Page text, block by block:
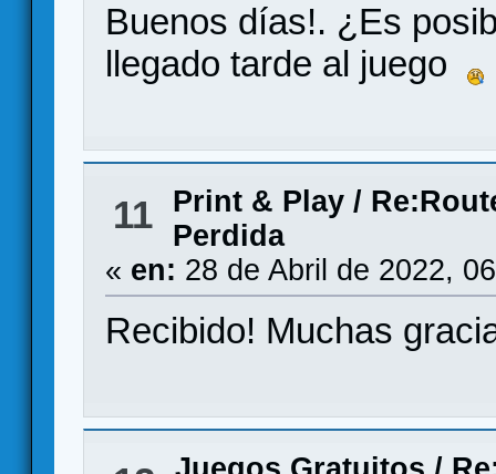
Buenos días!. ¿Es
llegado tarde al juego
11 Print & Play/
Perdida
« en: 28 de Abril de 2022,
Recibido! Muchas